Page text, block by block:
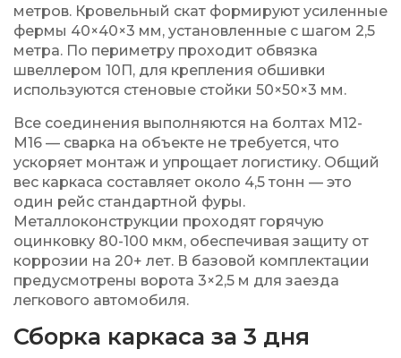
метров. Кровельный скат формируют усиленные
фермы 40×40×3 мм, установленные с шагом 2,5
метра. По периметру проходит обвязка
швеллером 10П, для крепления обшивки
используются стеновые стойки 50×50×3 мм.
Все соединения выполняются на болтах М12-
М16 — сварка на объекте не требуется, что
ускоряет монтаж и упрощает логистику. Общий
вес каркаса составляет около 4,5 тонн — это
один рейс стандартной фуры.
Металлоконструкции проходят горячую
оцинковку 80-100 мкм, обеспечивая защиту от
коррозии на 20+ лет. В базовой комплектации
предусмотрены ворота 3×2,5 м для заезда
легкового автомобиля.
Сборка каркаса за 3 дня